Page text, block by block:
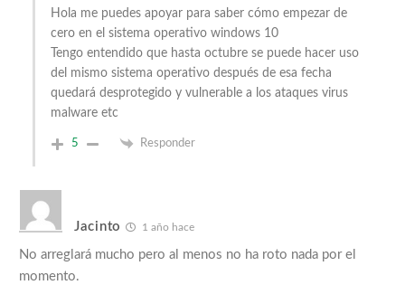
Hola me puedes apoyar para saber cómo empezar de
cero en el sistema operativo windows 10
Tengo entendido que hasta octubre se puede hacer uso
del mismo sistema operativo después de esa fecha
quedará desprotegido y vulnerable a los ataques virus
malware etc
5 Responder
Jacinto 1 año hace
No arreglará mucho pero al menos no ha roto nada por el
momento.